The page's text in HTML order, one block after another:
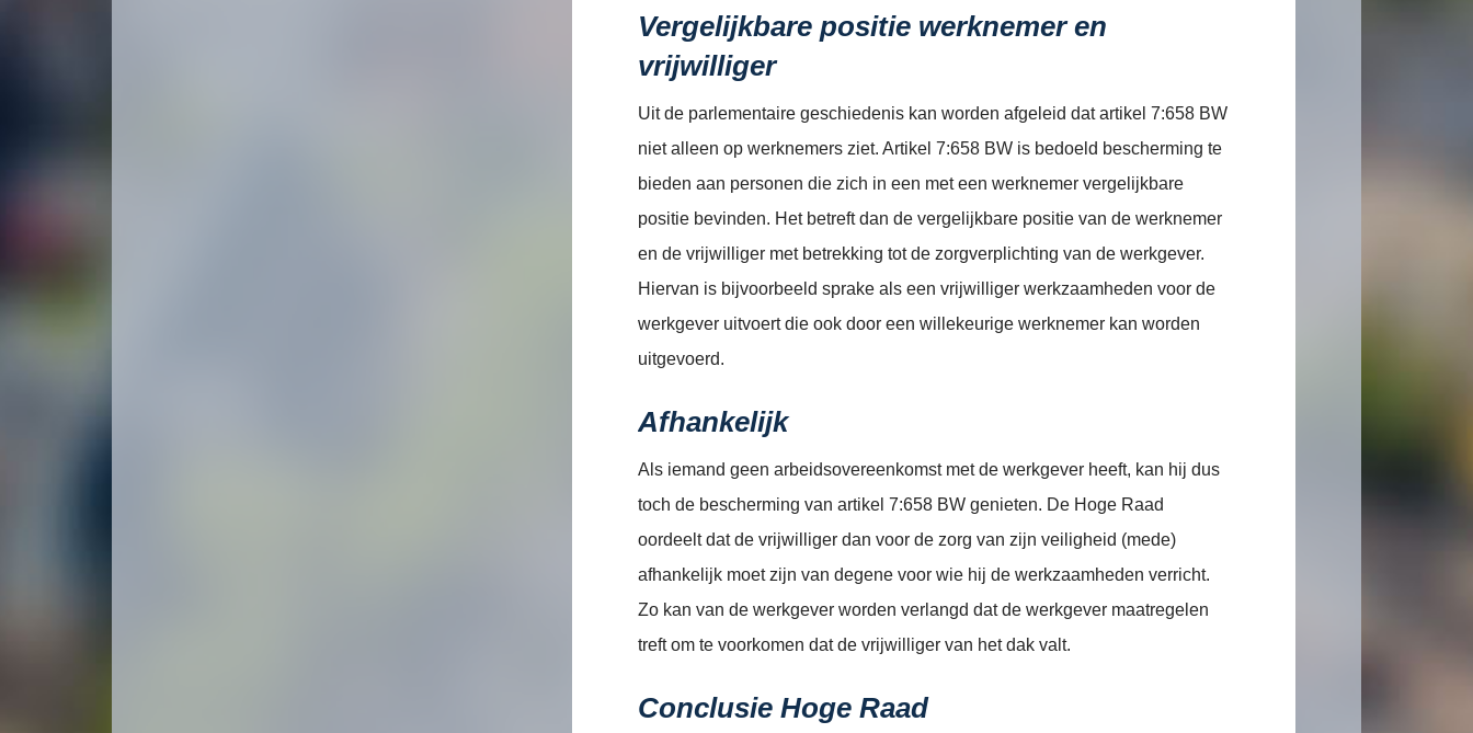
Vergelijkbare positie werknemer en
vrijwilliger
Uit de parlementaire geschiedenis kan worden afgeleid dat artikel 7:658 BW
niet alleen op werknemers ziet. Artikel 7:658 BW is bedoeld bescherming te
bieden aan personen die zich in een met een werknemer vergelijkbare
positie bevinden. Het betreft dan de vergelijkbare positie van de werknemer
en de vrijwilliger met betrekking tot de zorgverplichting van de werkgever.
Hiervan is bijvoorbeeld sprake als een vrijwilliger werkzaamheden voor de
werkgever uitvoert die ook door een willekeurige werknemer kan worden
uitgevoerd.
Afhankelijk
Als iemand geen arbeidsovereenkomst met de werkgever heeft, kan hij dus
toch de bescherming van artikel 7:658 BW genieten. De Hoge Raad
oordeelt dat de vrijwilliger dan voor de zorg van zijn veiligheid (mede)
afhankelijk moet zijn van degene voor wie hij de werkzaamheden verricht.
Zo kan van de werkgever worden verlangd dat de werkgever maatregelen
treft om te voorkomen dat de vrijwilliger van het dak valt.
Conclusie Hoge Raad